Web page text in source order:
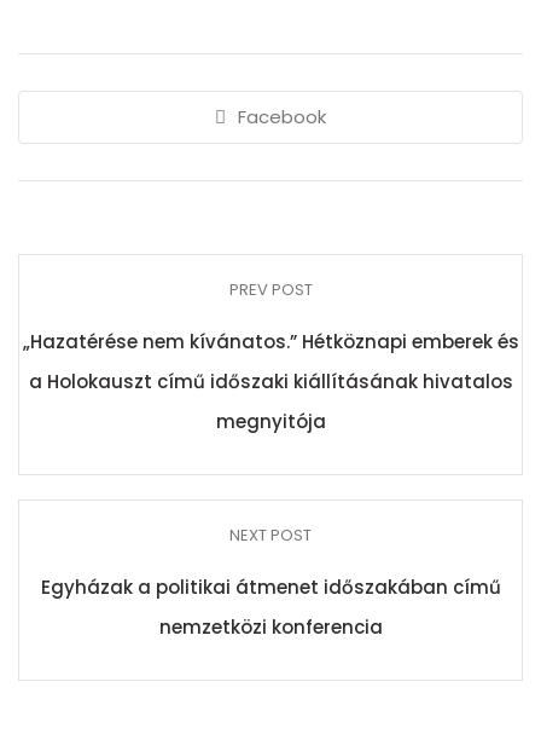
Facebook
PREV POST
„Hazatérése nem kívánatos.” Hétköznapi emberek és
a Holokauszt című időszaki kiállításának hivatalos
megnyitója
NEXT POST
Egyházak a politikai átmenet időszakában című
nemzetközi konferencia